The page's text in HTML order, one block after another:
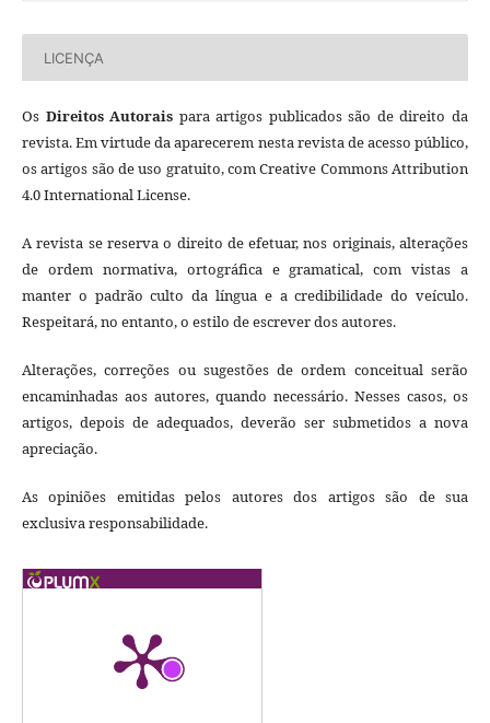
LICENÇA
Os Direitos Autorais para artigos publicados são de direito da
revista. Em virtude da aparecerem nesta revista de acesso público,
os artigos são de uso gratuito, com Creative Commons Attribution
4.0 International License.
A revista se reserva o direito de efetuar, nos originais, alterações
de ordem normativa, ortográfica e gramatical, com vistas a
manter o padrão culto da língua e a credibilidade do veículo.
Respeitará, no entanto, o estilo de escrever dos autores.
Alterações, correções ou sugestões de ordem conceitual serão
encaminhadas aos autores, quando necessário. Nesses casos, os
artigos, depois de adequados, deverão ser submetidos a nova
apreciação.
As opiniões emitidas pelos autores dos artigos são de sua
exclusiva responsabilidade.